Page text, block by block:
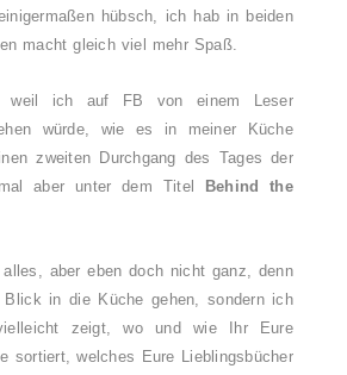
hübsch, ich hab in beiden
macht gleich viel mehr Spaß.
weil ich auf FB von einem Leser
würde, wie es in meiner Küche
zweiten Durchgang des Tages der
aber unter dem Titel
Behind the
aber eben doch nicht ganz, denn
in die Küche gehen, sondern ich
zeigt, wo und wie Ihr Eure
sortiert, welches Eure Lieblingsbücher